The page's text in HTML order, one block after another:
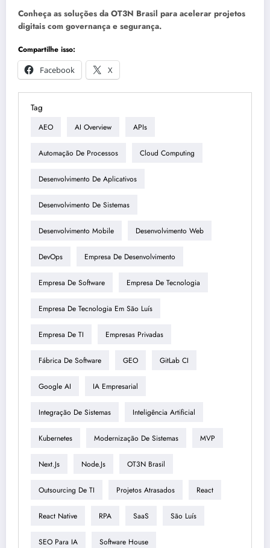
Conheça as soluções da OT3N Brasil para acelerar projetos
digitais com governança e segurança.
Compartilhe isso:
Facebook
X
Tag
AEO AI Overview APIs
Automação De Processos Cloud Computing
Desenvolvimento De Aplicativos
Desenvolvimento De Sistemas
Desenvolvimento Mobile Desenvolvimento Web
DevOps Empresa De Desenvolvimento
Empresa De Software Empresa De Tecnologia
Empresa De Tecnologia Em São Luís
Empresa De TI Empresas Privadas
Fábrica De Software GEO GitLab CI
Google AI IA Empresarial
Integração De Sistemas Inteligência Artificial
Kubernetes Modernização De Sistemas MVP
Next.js Node.js OT3N Brasil
Outsourcing De TI Projetos Atrasados React
React Native RPA SaaS São Luís
SEO Para IA Software House